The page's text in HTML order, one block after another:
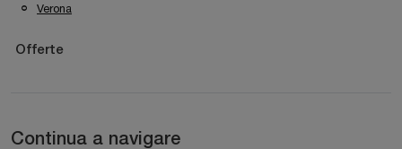
Verona
Offerte
Continua a navigare